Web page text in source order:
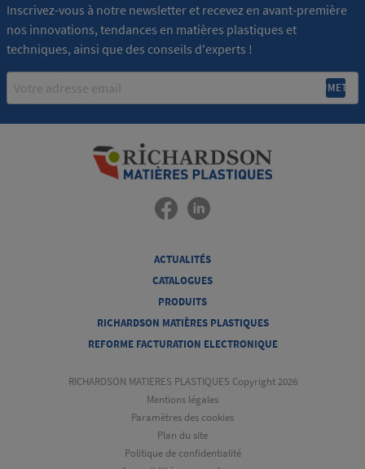
Inscrivez-vous à notre newsletter et recevez en avant-première
nos innovations, tendances en matières plastiques et
techniques, ainsi que des conseils d'experts !
Email
ACTUALITÉS
CATALOGUES
PRODUITS
RICHARDSON MATIÈRES PLASTIQUES
REFORME FACTURATION ELECTRONIQUE
RICHARDSON MATIERES PLASTIQUES Copyright 2026
Mentions légales
Paramètres des cookies
Plan du site
Politique de confidentialité